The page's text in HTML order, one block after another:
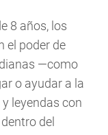
8 años, los
el poder de
—como
o ayudar a la
leyendas con
del